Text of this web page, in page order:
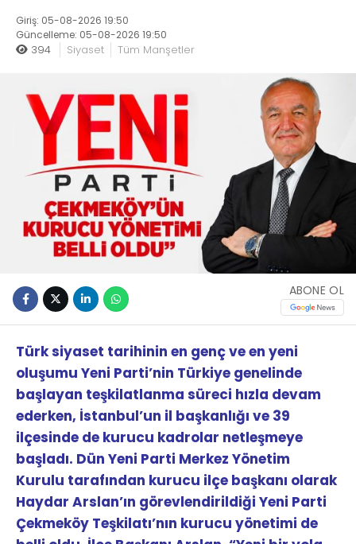
Giriş: 05-08-2026 19:50
Güncelleme: 05-08-2026 19:50
394 Siyaset Tüm Manşetler
ABONE OL
Türk siyaset tarihinin en genç ve en yeni
oluşumu Yeni Parti’nin Türkiye genelinde
başlayan teşkilatlanma süreci hızla devam
ederken, İstanbul’un il başkanlığı ve 39
ilçesinde de kurucu kadrolar netleşmeye
başladı. Dün Yeni Parti Merkez Yönetim
Kurulu tarafından kurucu ilçe başkanı olarak
Haydar Arslan’ın görevlendirildiği Yeni Parti
Çekmeköy Teşkilatı’nın kurucu yönetimi de